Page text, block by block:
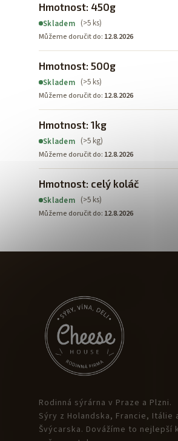
Hmotnost: 450g
Skladem (>5 ks)
Můžeme doručit do: 12.8.2026
Hmotnost: 500g
Skladem (>5 ks)
Můžeme doručit do: 12.8.2026
Hmotnost: 1kg
Skladem (>5 kg)
Můžeme doručit do: 12.8.2026
Hmotnost: celý koláč
Skladem (>5 ks)
Můžeme doručit do: 12.8.2026
Rodinná sýrárna v Praze a Plzni.
Sýry z Holandska, Francie, Itálie
Švýcarska. Dovážíme to nejlepší k